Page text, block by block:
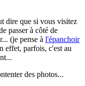
dire que si vous visitez
passer à côté de
(je pense à l'épanchoir
effet, parfois, c'est au
des photos...